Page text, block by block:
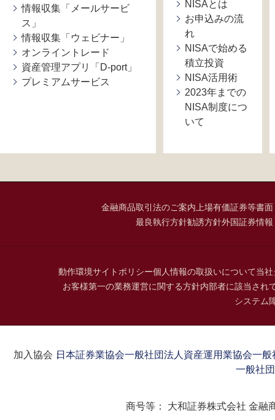
情報収集「メールサービ
ス」
情報収集「ウェビナー」
オンライントレード
資産管理アプリ「D-port」
プレミアムサービス
NISAとは
お申込みの流
れ
NISAで始める
積立投資
NISA活用術
2023年までの
NISA制度につ
いて
金融商品取引法のご案内 上場有価証券等書
最良執行方針勧誘方針外国証券情
動作環境サイトポリシー個人情報の取扱いについて当
お客様第一の業務運営に関する方針内部者に該当され
システム
加入協会：日本証券業協会一般社団法人資産運用業協会一般
一般社
商号等： 大和証券株式会社 金融